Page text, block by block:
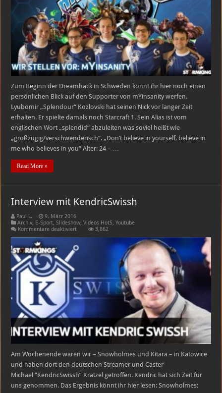
Zum Beginn der Dreamhack in Schweden könnt ihr hier noch einen
persönlichen Blick auf den Supporter von mYinsanity werfen.
Lyubomir „Splendour“ Kozlovski hat seinen Nick vor langer Zeit
erhalten. Er spielte damals noch Starcraft 1. Sein Alias ist vom
englischen Wort „splendid“ abzuleiten was soviel heißt wie
„großzügig/verschwenderisch“. „Don’t believe in yourself, believe in
me who believes in you“ Alter: 24 – …
Read More »
Interview mit KendricSwissh
Paul L.
9. März 2016
Archiv, E-Sport,Slideshow,Videos HotS,Youtube
Kommentare deaktiviertfür
KendricSwissh
3,862
Am Wochenende waren wir – Snowholmes und Kitara – in Katowice
und haben dort den deutschen Streamer und Caster
Michael “KendricSwissh” Kratzel getroffen. Kendric hat sich Zeit für
uns genommen. Das Ergebnis könnt ihr hier lesen: Snowholmes: